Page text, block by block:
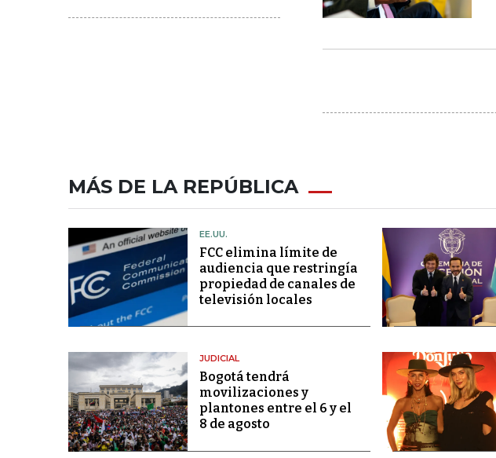
MÁS DE LA REPÚBLICA
EE.UU.
FCC elimina límite de
audiencia que restringía
propiedad de canales de
televisión locales
JUDICIAL
Bogotá tendrá
movilizaciones y
plantones entre el 6 y el
8 de agosto